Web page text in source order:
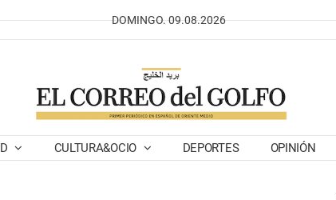
DOMINGO. 09.08.2026
CULTURA&OCIO DEPORTES OPINIÓN